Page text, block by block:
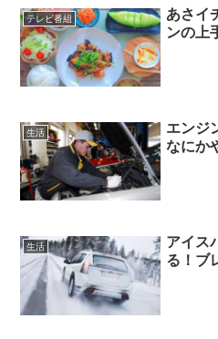
テレビ番組
あさイ
ンの上
生活
エンジ
なにか
生活
アイス
る！ブ